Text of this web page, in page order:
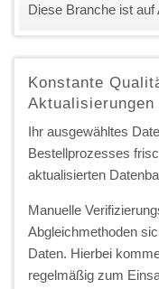
Diese Branche ist auf
Konstante
Aktualisierungen
Ihr ausgewähltes
Bestellprozesses
aktualisierten
Manuelle
Abgleichmethoden
Daten. Hierbei
regelmäßig zum